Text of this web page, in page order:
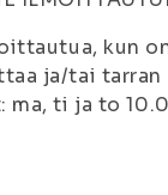
kun
ja/tai
ti ja to